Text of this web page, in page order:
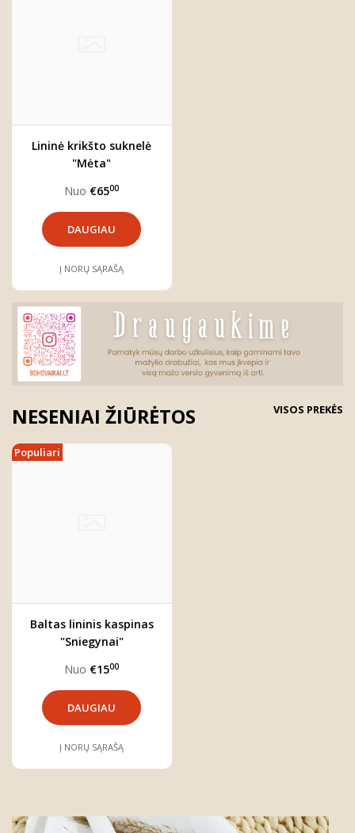
Lininė krikšto suknelė
"Mėta"
Nuo €6500
DAUGIAU
Į NORŲ SĄRAŠĄ
NESENIAI ŽIŪRĖTOS VISOS PREKĖS
Populiari
Baltas lininis kaspinas
"Sniegynai"
Nuo €1500
DAUGIAU
Į NORŲ SĄRAŠĄ